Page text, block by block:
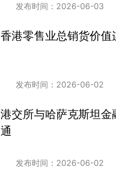
发布时间：2026-06-03
香港零售业总销货价值
发布时间：2026-06-02
港交所与哈萨克斯坦
通
发布时间：2026-06-02